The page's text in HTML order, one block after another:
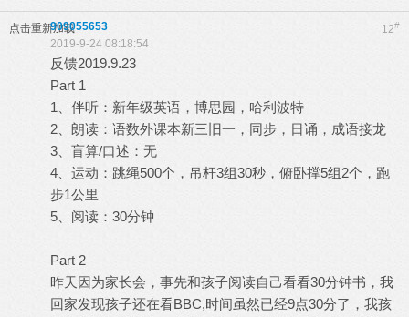
点击重新加载 12#
909055653
2019-9-24 08:18:54
反馈2019.9.23
Part 1
1、伴听：新年级英语，博思园，哈利波特
2、朗读：语数外课本新三旧一，同步，日诵，成语接龙
3、盲算/口述：无
4、运动：跳绳500个，吊杆3组30秒，俯卧撑5组2个，跑
步1公里
5、阅读：30分钟
Part 2
昨天因为家长会，事先和孩子阅读自己看看30分钟书，我
回家发现孩子还在看BBC,时间虽然已经9点30分了，我孩